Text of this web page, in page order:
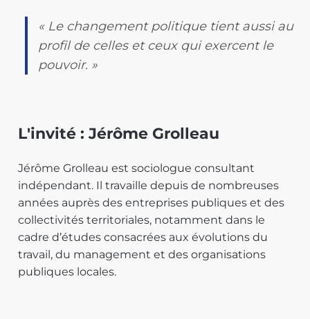
« Le changement politique tient aussi au
profil de celles et ceux qui exercent le
pouvoir. »
L'invité : Jérôme Grolleau
Jérôme Grolleau est sociologue consultant
indépendant. Il travaille depuis de nombreuses
années auprès des entreprises publiques et des
collectivités territoriales, notamment dans le
cadre d’études consacrées aux évolutions du
travail, du management et des organisations
publiques locales.